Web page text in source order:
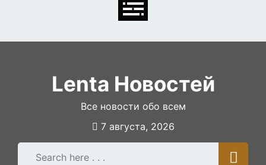
Lenta Новостей
Все новости обо всем
7 августа, 2026